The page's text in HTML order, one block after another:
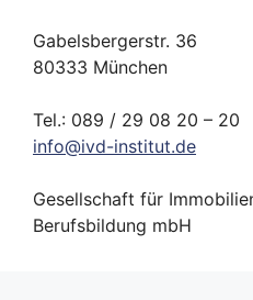
Gabelsbergerstr. 36
80333 München
Tel.: 089 / 29 08 20 – 20
info@ivd-institut.de
Gesellschaft für
Berufsbildung mbH